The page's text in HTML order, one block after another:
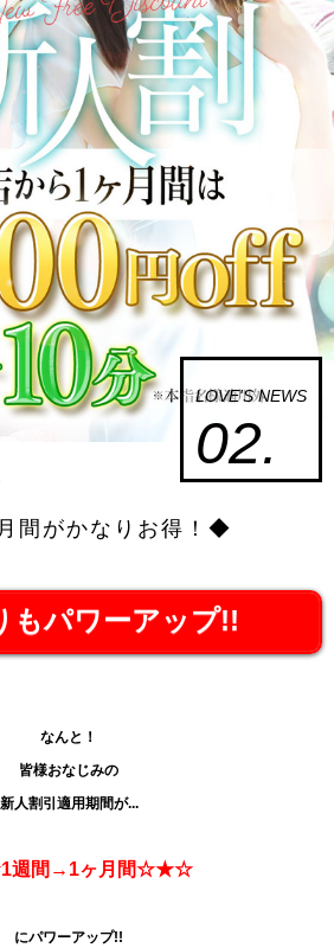
LOVE'S NEWS
02.
間がかなりお得！◆
もパワーアップ!!
なんと！
皆様おなじみの
新人割引適用期間が...
間→1ヶ月間☆★☆
にパワーアップ!!